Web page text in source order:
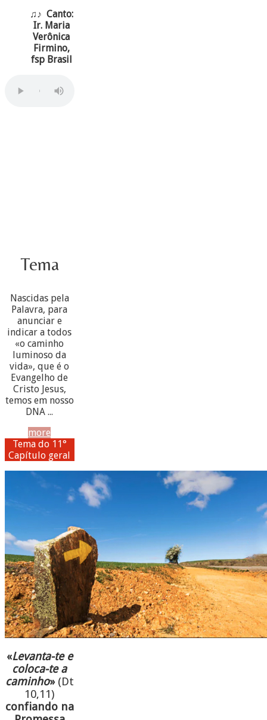
♫♪ Canto:
Ir. Maria
Verônica
Firmino,
fsp Brasil
Tema
Nascidas pela
Palavra, para
anunciar e
indicar a todos
«o caminho
luminoso da
vida», que é o
Evangelho de
Cristo Jesus,
temos em nosso
DNA ...
more
Tema do 11°
Capítulo geral
«Levanta-te e
coloca-te a
caminho»(Dt
10,11)
confiando na